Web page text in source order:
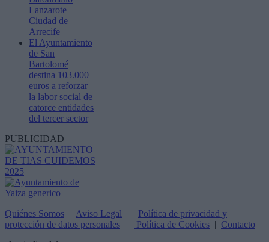
Lanzarote
Ciudad de
Arrecife
El Ayuntamiento
de San
Bartolomé
destina 103.000
euros a reforzar
la labor social de
catorce entidades
del tercer sector
PUBLICIDAD
Quiénes Somos | Aviso Legal | Política de privacidad y
protección de datos personales | Política de Cookies | Contacto